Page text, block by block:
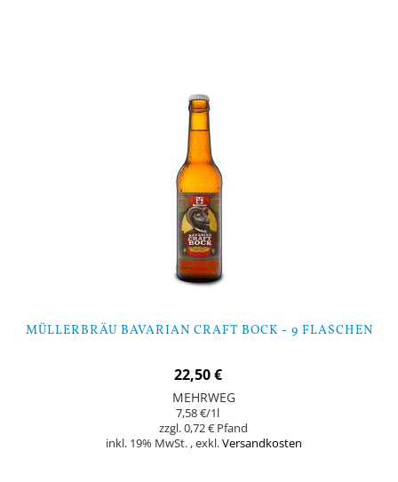
MÜLLERBRÄU BAVARIAN CRAFT BOCK - 9 FLASCHEN
22,50 €
MEHRWEG
7,58 €/1l
0,72 €
inkl. 19% MwSt. ,exkl.Versandkosten